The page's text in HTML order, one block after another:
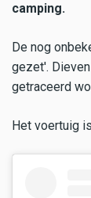
camping.
De nog
gezet'.
getraceerd
Het voertuig